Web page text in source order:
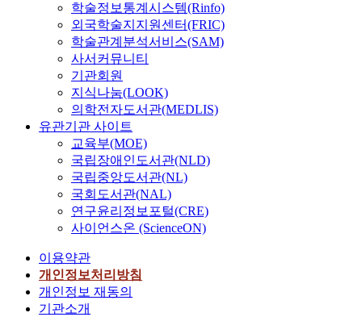
학술정보통계시스템(Rinfo)
외국학술지지원센터(FRIC)
학술관계분석서비스(SAM)
사서커뮤니티
기관회원
지식나눔(LOOK)
의학전자도서관(MEDLIS)
유관기관 사이트
교육부(MOE)
국립장애인도서관(NLD)
국립중앙도서관(NL)
국회도서관(NAL)
연구윤리정보포털(CRE)
사이언스온 (ScienceON)
이용약관
개인정보처리방침
개인정보 재동의
기관소개